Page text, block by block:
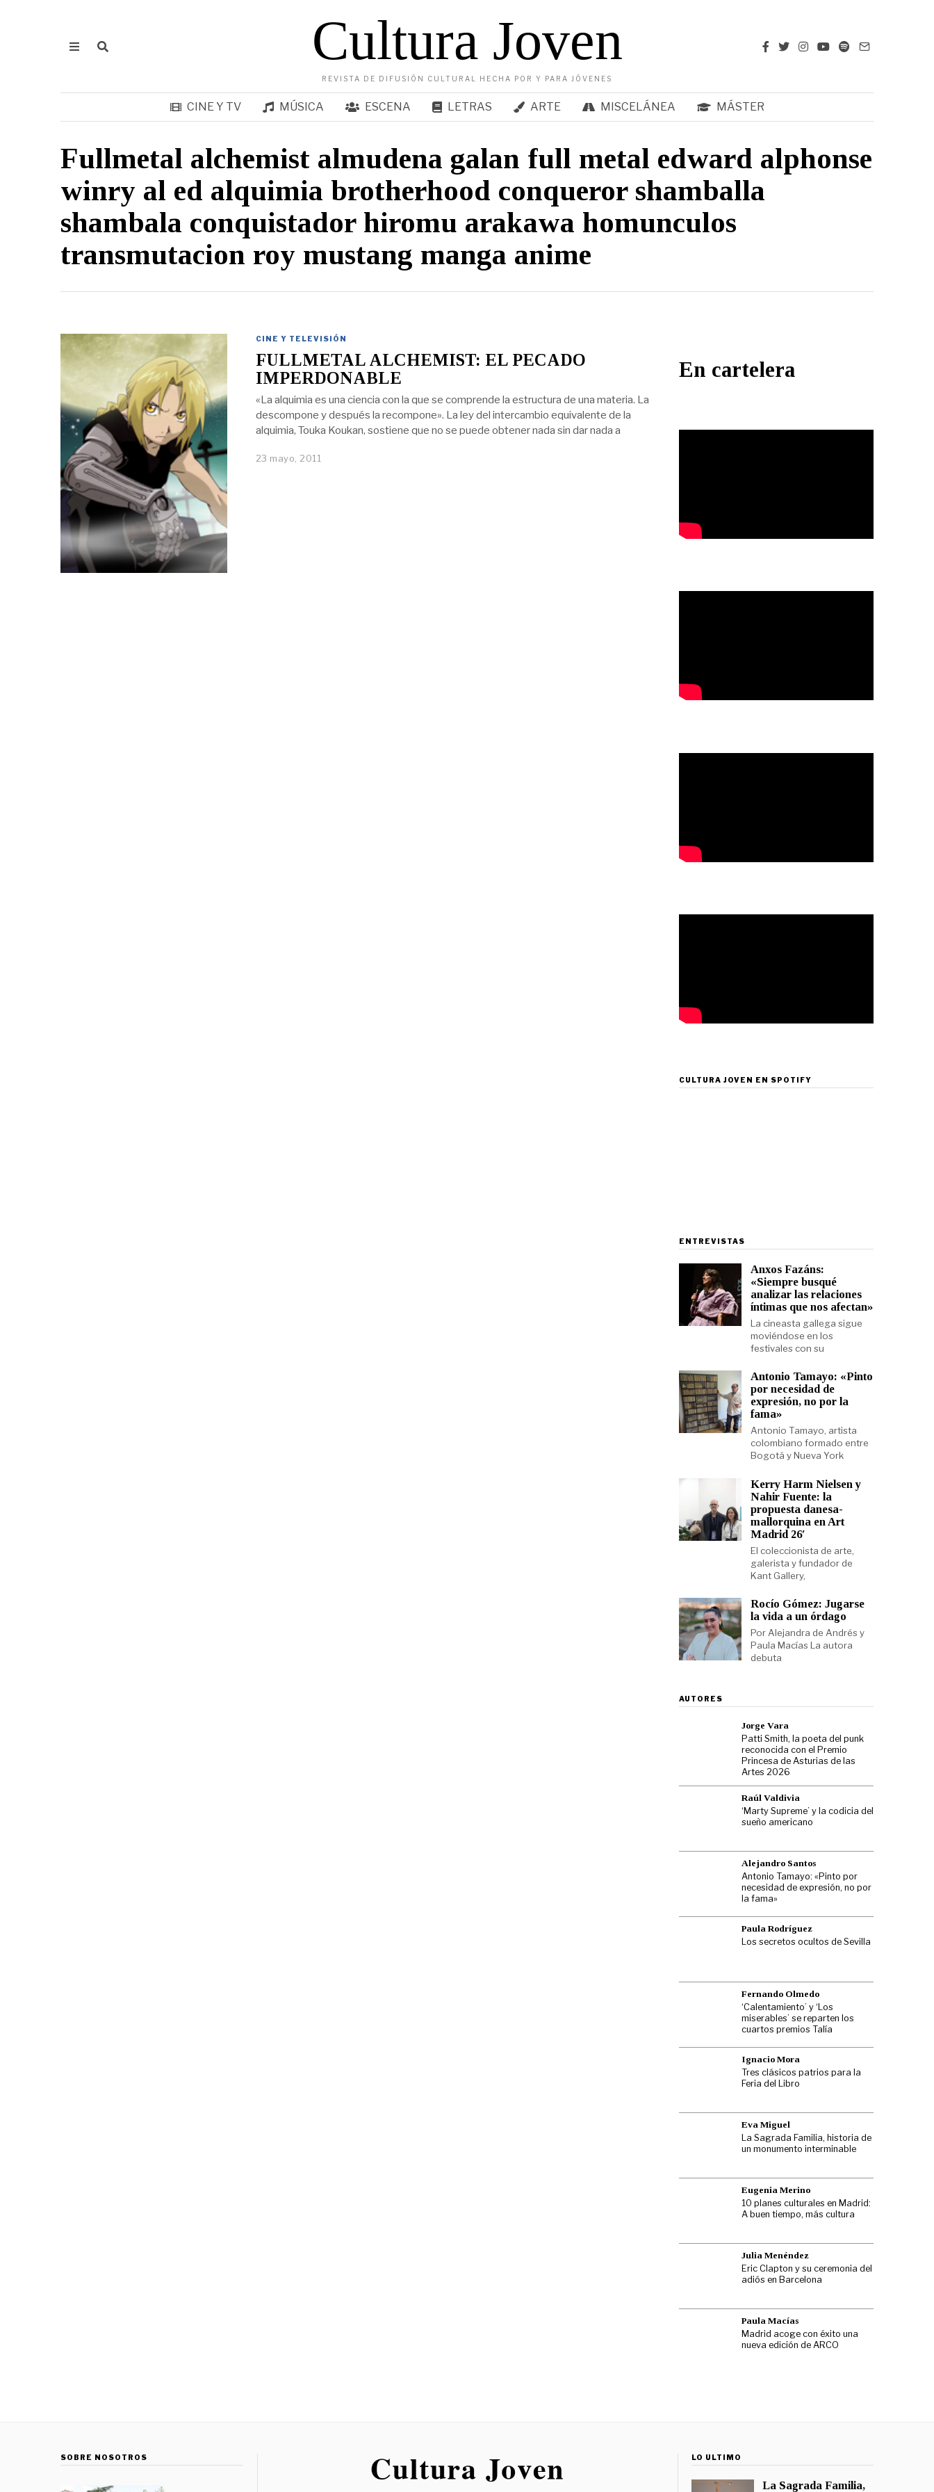
Cultura Joven
REVISTA DE DIFUSIÓN CULTURAL HECHA POR Y PARA JÓVENES
CINE Y TV MÚSICA ESCENA LETRAS ARTE MISCELÁNEA MÁSTER
Fullmetal alchemist almudena galan full metal edward alphonse
winry al ed alquimia brotherhood conqueror shamballa
shambala conquistador hiromu arakawa homunculos
transmutacion roy mustang manga anime
CINE Y TELEVISIÓN
FULLMETAL ALCHEMIST: EL PECADO
IMPERDONABLE
«La alquimia es una ciencia con la que se comprende la estructura de una materia. La
descompone y después la recompone». La ley del intercambio equivalente de la
alquimia, Touka Koukan, sostiene que no se puede obtener nada sin dar nada a
23 mayo, 2011
En cartelera
CULTURA JOVEN EN SPOTIFY
ENTREVISTAS
Anxos Fazáns:
«Siempre busqué
analizar las relaciones
íntimas que nos afectan»
La cineasta gallega sigue
moviéndose en los
festivales con su
Antonio Tamayo: «Pinto
por necesidad de
expresión, no por la
fama»
Antonio Tamayo, artista
colombiano formado entre
Bogotá y Nueva York
Kerry Harm Nielsen y
Nahir Fuente: la
propuesta danesa-
mallorquina en Art
Madrid 26′
El coleccionista de arte,
galerista y fundador de
Kant Gallery,
Rocío Gómez: Jugarse
la vida a un órdago
Por Alejandra de Andrés y
Paula Macías La autora
debuta
AUTORES
Jorge Vara
Patti Smith, la poeta del punk
reconocida con el Premio
Princesa de Asturias de las
Artes 2026
Raúl Valdivia
‘Marty Supreme’ y la codicia del
sueño americano
Alejandro Santos
Antonio Tamayo: «Pinto por
necesidad de expresión, no por
la fama»
Paula Rodríguez
Los secretos ocultos de Sevilla
Fernando Olmedo
‘Calentamiento’ y ‘Los
miserables’ se reparten los
cuartos premios Talía
Ignacio Mora
Tres clásicos patrios para la
Feria del Libro
Eva Miguel
La Sagrada Familia, historia de
un monumento interminable
Eugenia Merino
10 planes culturales en Madrid:
A buen tiempo, más cultura
Julia Menéndez
Eric Clapton y su ceremonia del
adiós en Barcelona
Paula Macías
Madrid acoge con éxito una
nueva edición de ARCO
SOBRE NOSOTROS LO ÚLTIMO
La Sagrada Familia,